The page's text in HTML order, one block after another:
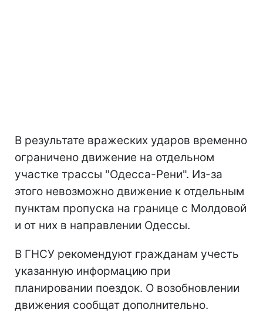
В результате вражеских ударов временно
ограничено движение на отдельном
участке трассы "Одесса-Рени". Из-за
этого невозможно движение к отдельным
пунктам пропуска на границе с Молдовой
и от них в направлении Одессы.
В ГНСУ рекомендуют гражданам учесть
указанную информацию при
планировании поездок. О возобновлении
движения сообщат дополнительно.